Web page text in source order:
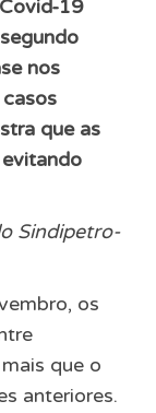
19
nos
que as
Sindipetro-
os
que o
anteriores.